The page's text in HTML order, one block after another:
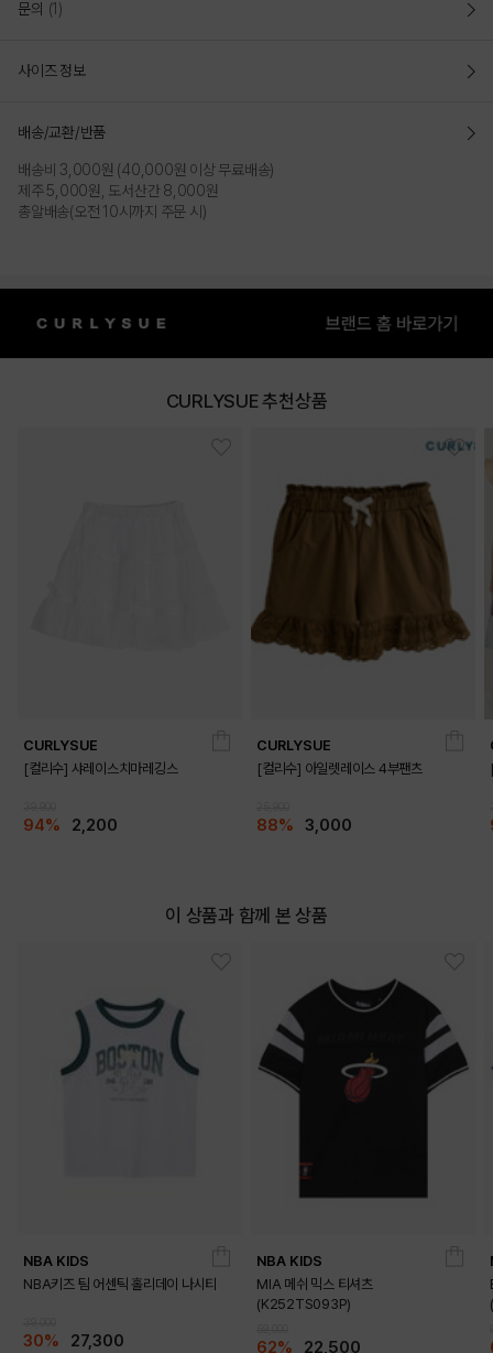
문의 (1)
사이즈 정보
배송/교환/반품
배송비 3,000원 (40,000원 이상 무료배송)
제주 5,000원, 도서산간 8,000원
총알배송(오전 10시까지 주문 시)
CURLYSUE 추천상품
CURLYSUE
[컬리수] 샤레이스치마레깅스
94% 2,200
CURLYSUE
[컬리수] 아일렛레이스 4부팬츠
88% 3,000
이 상품과 함께 본 상품
NBA KIDS
NBA키즈 팀 어센틱 홀리데이 나시티
30% 27,300
NBA KIDS
MIA 메쉬 믹스 티셔츠
(K252TS093P)
62% 22,500